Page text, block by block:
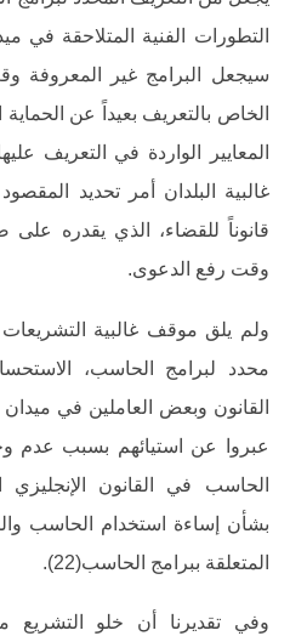
التطورات الفنية المتلاحقة في
سيجعل البرامج غير المعروفة
الخاص بالتعريف بعيداً عن الحماية
المعايير الواردة في التعريف
غالبية البلدان أمر تحديد
وقت رفع الدعوى.
ولم يلق موقف غالبية
محدد لبرامج الحاسب،
القانون وبعض العاملين في ميدان
عبروا عن استيائهم بسبب عدم
بشأن إساءة استخدام الحاسب
المتعلقة ببرامج الحاسب(22).
وفي تقديرنا أن خلو